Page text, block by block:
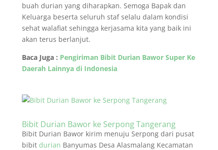
buah durian yang diharapkan. Semoga Bapak dan
Keluarga beserta seluruh staf selalu dalam kondisi
sehat walafiat sehingga kerjasama kita yang baik ini
akan terus berlanjut.
Baca Juga : Pengiriman Bibit Durian Bawor Super Ke
Daerah Lainnya di Indonesia
Bibit Durian Bawor ke Serpong Tangerang
Bibit Durian Bawor kirim menuju Serpong dari pusat
bibit durian Banyumas Desa Alasmalang Kecamatan